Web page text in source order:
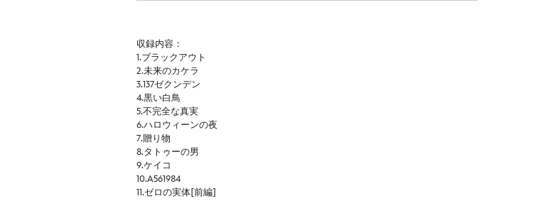
収録内容：
1.ブラックアウト
2.未来のカケラ
3.137ゼクンデン
4.黒い白鳥
5.不完全な真実
6.ハロウィーンの夜
7.贈り物
8.タトゥーの男
9.ケイコ
10.A561984
11.ゼロの実体[前編]